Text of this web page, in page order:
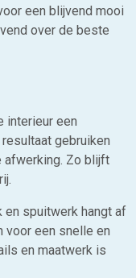
een blijvend mooi
over de beste
interieur een
gebruiken
afwerking. Zo blijft
spuitwerk hangt af
voor een snelle en
en maatwerk is